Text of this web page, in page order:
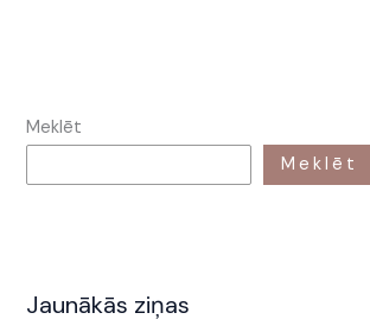
Meklēt
Meklēt
Jaunākās ziņas